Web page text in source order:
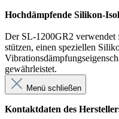
Hochdämpfende Silikon-
Der SL-1200GR2 verwendet
stützen, einen speziellen
gewährleistet.
Menü schließen
Kontaktdaten des